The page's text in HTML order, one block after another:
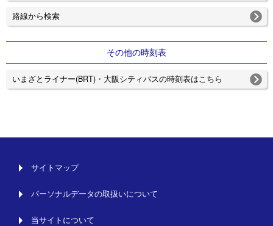
路線から検索
その他の時刻表
いまざとライナー(BRT)・大阪シティバスの時刻表はこちら
サイトマップ
パーソナルデータの取扱いについて
当サイトについて